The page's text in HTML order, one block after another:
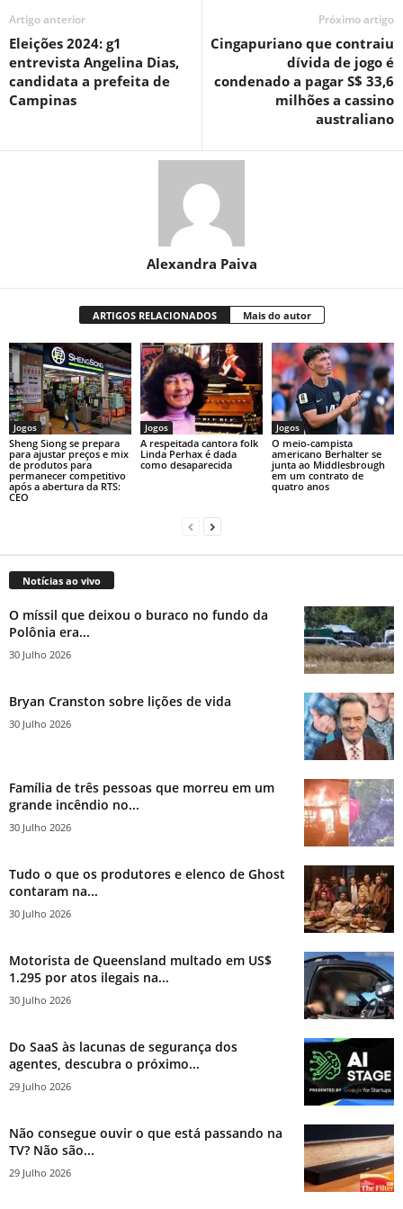
Artigo anterior
Eleições 2024: g1
entrevista Angelina Dias,
candidata a prefeita de
Campinas
Próximo artigo
Cingapuriano que contraiu
dívida de jogo é
condenado a pagar S$ 33,6
milhões a cassino
australiano
Alexandra Paiva
ARTIGOS RELACIONADOS Mais do autor
Jogos
Sheng Siong se prepara
para ajustar preços e mix
de produtos para
permanecer competitivo
após a abertura da RTS:
CEO
Jogos
A respeitada cantora folk
Linda Perhax é dada
como desaparecida
Jogos
O meio-campista
americano Berhalter se
junta ao Middlesbrough
em um contrato de
quatro anos
Notícias ao vivo
O míssil que deixou o buraco no fundo da
Polônia era...
30 Julho 2026
Bryan Cranston sobre lições de vida
30 Julho 2026
Família de três pessoas que morreu em um
grande incêndio no...
30 Julho 2026
Tudo o que os produtores e elenco de Ghost
contaram na...
30 Julho 2026
Motorista de Queensland multado em US$
1.295 por atos ilegais na...
30 Julho 2026
Do SaaS às lacunas de segurança dos
agentes, descubra o próximo...
29 Julho 2026
Não consegue ouvir o que está passando na
TV? Não são...
29 Julho 2026